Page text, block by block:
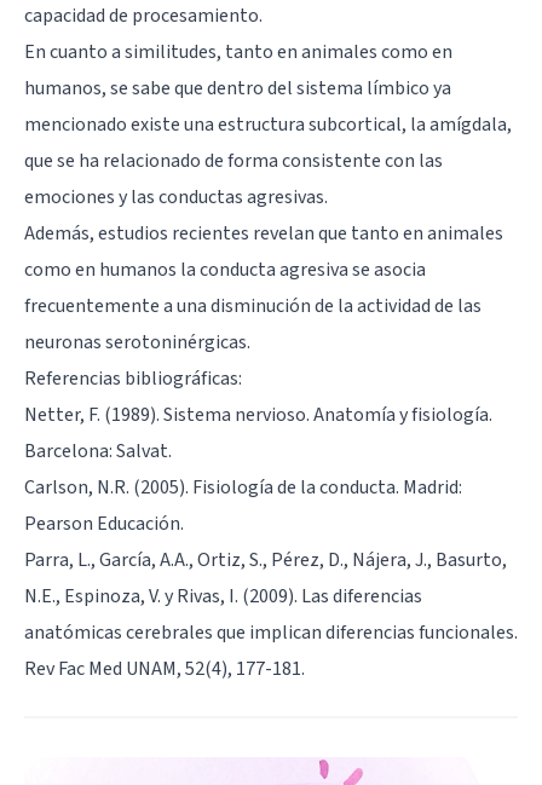
capacidad de procesamiento.
En cuanto a similitudes, tanto en animales como en
humanos, se sabe que dentro del sistema límbico ya
mencionado existe una estructura subcortical, la amígdala,
que se ha relacionado de forma consistente con las
emociones y las conductas agresivas.
Además, estudios recientes revelan que tanto en animales
como en humanos la conducta agresiva se asocia
frecuentemente a una disminución de la actividad de las
neuronas serotoninérgicas.
Referencias bibliográficas:
Netter, F. (1989). Sistema nervioso. Anatomía y fisiología.
Barcelona: Salvat.
Carlson, N.R. (2005). Fisiología de la conducta. Madrid:
Pearson Educación.
Parra, L., García, A.A., Ortiz, S., Pérez, D., Nájera, J., Basurto,
N.E., Espinoza, V. y Rivas, I. (2009). Las diferencias
anatómicas cerebrales que implican diferencias funcionales.
Rev Fac Med UNAM, 52(4), 177-181.